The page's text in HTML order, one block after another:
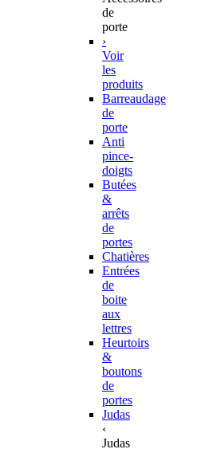
de
porte
›
Voir
les
produits
Barreaudage
de
porte
Anti
pince-
doigts
Butées
&
arrêts
de
portes
Chatières
Entrées
de
boite
aux
lettres
Heurtoirs
&
boutons
de
portes
Judas
‹
Judas